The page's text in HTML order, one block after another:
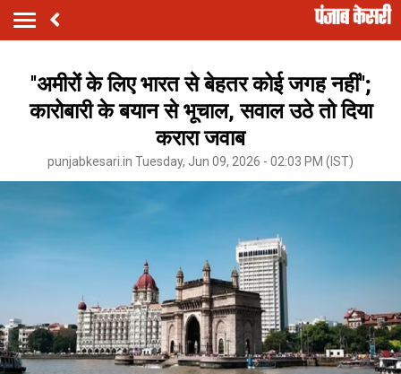
''अमीरों के लिए भारत से बेहतर कोई जगह नहीं'';
कारोबारी के बयान से भूचाल, सवाल उठे तो दिया
करारा जवाब
punjabkesari.in Tuesday, Jun 09, 2026 - 02:03 PM (IST)